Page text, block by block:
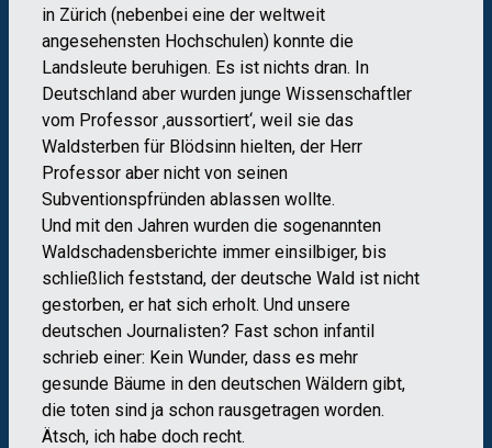
in Zürich (nebenbei eine der weltweit
angesehensten Hochschulen) konnte die
Landsleute beruhigen. Es ist nichts dran. In
Deutschland aber wurden junge Wissenschaftler
vom Professor ‚aussortiert‘, weil sie das
Waldsterben für Blödsinn hielten, der Herr
Professor aber nicht von seinen
Subventionspfründen ablassen wollte.
Und mit den Jahren wurden die sogenannten
Waldschadensberichte immer einsilbiger, bis
schließlich feststand, der deutsche Wald ist nicht
gestorben, er hat sich erholt. Und unsere
deutschen Journalisten? Fast schon infantil
schrieb einer: Kein Wunder, dass es mehr
gesunde Bäume in den deutschen Wäldern gibt,
die toten sind ja schon rausgetragen worden.
Ätsch, ich habe doch recht.